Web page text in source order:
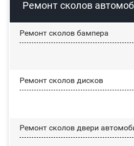
Ремонт сколов
Ремонт сколов бампера
Ремонт сколов дисков
Ремонт сколов двери